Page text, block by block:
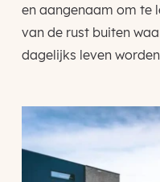
en aangenaam om te
van de rust buiten
dagelijks leven